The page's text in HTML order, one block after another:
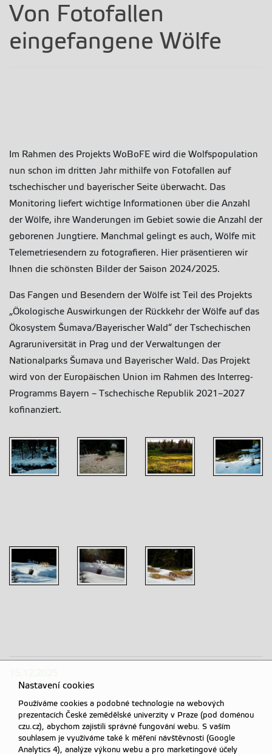
Von Fotofallen
eingefangene Wölfe
Im Rahmen des Projekts WoBoFE wird die Wolfspopulation
nun schon im dritten Jahr mithilfe von Fotofallen auf
tschechischer und bayerischer Seite überwacht. Das
Monitoring liefert wichtige Informationen über die Anzahl
der Wölfe, ihre Wanderungen im Gebiet sowie die Anzahl der
geborenen Jungtiere. Manchmal gelingt es auch, Wölfe mit
Telemetriesendern zu fotografieren. Hier präsentieren wir
Ihnen die schönsten Bilder der Saison 2024/2025.
Das Fangen und Besendern der Wölfe ist Teil des Projekts
„Ökologische Auswirkungen der Rückkehr der Wölfe auf das
Ökosystem Šumava/Bayerischer Wald“ der Tschechischen
Agraruniversität in Prag und der Verwaltungen der
Nationalparks Šumava und Bayerischer Wald. Das Projekt
wird von der Europäischen Union im Rahmen des Interreg-
Programms Bayern – Tschechische Republik 2021–2027
kofinanziert.
Nastavení cookies
Používáme cookies a podobné technologie na webových
prezentacích České zemědělské univerzity v Praze (pod doménou
czu.cz), abychom zajistili správné fungování webu. S vaším
souhlasem je využíváme také k měření návštěvnosti (Google
Analytics 4), analýze výkonu webu a pro marketingové účely